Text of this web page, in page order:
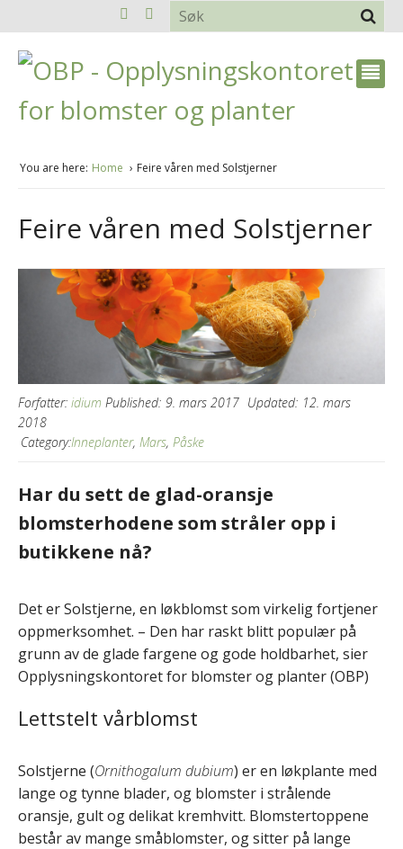
You are here: Home Feire våren med Solstjerner
Feire våren med Solstjerner
Forfatter: idium Published: 9. mars 2017 Updated: 12. mars
2018
Category:Inneplanter, Mars, Påske
Har du sett de glad-oransje
blomsterhodene som stråler opp i
butikkene nå?
Det er Solstjerne, en løkblomst som virkelig fortjener
oppmerksomhet. – Den har raskt blitt populær på
grunn av de glade fargene og gode holdbarhet, sier
Opplysningskontoret for blomster og planter (OBP)
Lettstelt vårblomst
Solstjerne (Ornithogalum dubium) er en løkplante med
lange og tynne blader, og blomster i strålende
oransje, gult og delikat kremhvitt. Blomstertoppene
består av mange småblomster, og sitter på lange